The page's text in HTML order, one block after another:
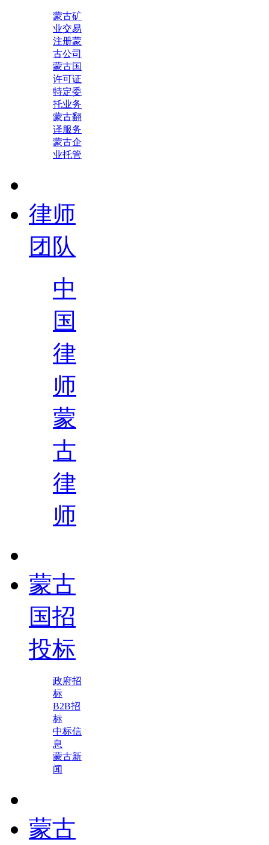
蒙古矿
业交易
注册蒙
古公司
蒙古国
许可证
特定委
托业务
蒙古翻
译服务
蒙古企
业托管
律师
团队
中
国
律
师
蒙
古
律
师
蒙古
国招
投标
政府招
标
B2B招
标
中标信
息
蒙古新
闻
蒙古